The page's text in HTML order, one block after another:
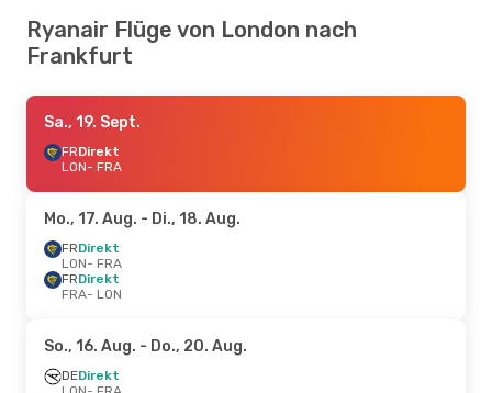
Ryanair Flüge von London nach
Frankfurt
Sa., 19. Sept.
FRDirekt
LON- FRA
Mo., 17. Aug. - Di., 18. Aug.
FRDirekt
LON- FRA
FRDirekt
FRA- LON
So., 16. Aug. - Do., 20. Aug.
DEDirekt